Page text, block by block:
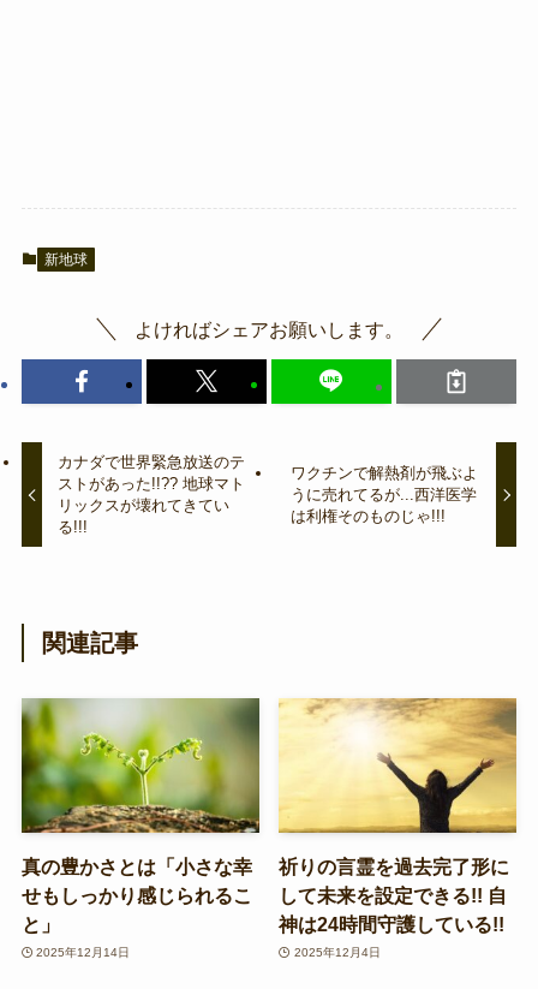
新地球
よければシェアお願いします。
カナダで世界緊急放送のテ
ストがあった!!?? 地球マト
リックスが壊れてきてい
る!!!
ワクチンで解熱剤が飛ぶよ
うに売れてるが...西洋医学
は利権そのものじゃ!!!
関連記事
真の豊かさとは「小さな幸
せもしっかり感じられるこ
と」
2025年12月14日
祈りの言霊を過去完了形に
して未来を設定できる!! 自
神は24時間守護している!!
2025年12月4日